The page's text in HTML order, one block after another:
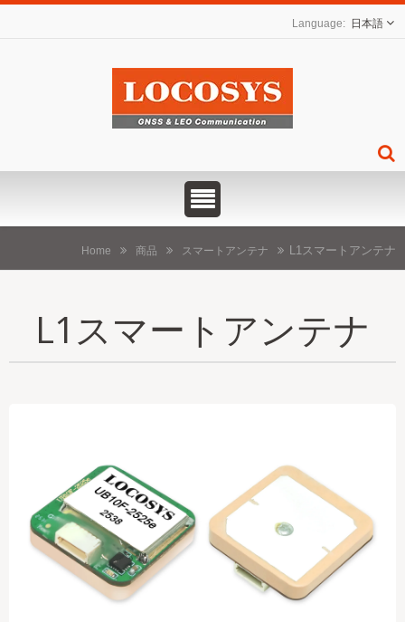
日本語
Home 商品 スマートアンテナ L1スマートアンテナ
L1スマートアンテナ